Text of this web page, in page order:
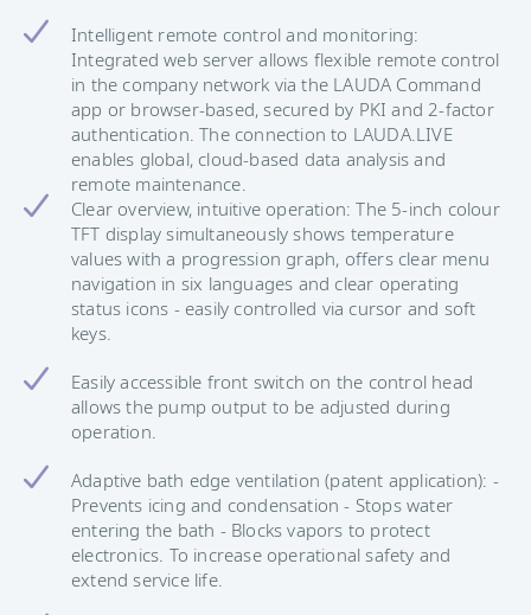
Intelligent remote control and monitoring:
Integrated web server allows flexible remote control
in the company network via the LAUDA Command
app or browser-based, secured by PKI and 2-factor
authentication. The connection to LAUDA.LIVE
enables global, cloud-based data analysis and
remote maintenance.
Clear overview, intuitive operation: The 5-inch colour
TFT display simultaneously shows temperature
values with a progression graph, offers clear menu
navigation in six languages and clear operating
status icons - easily controlled via cursor and soft
keys.
Easily accessible front switch on the control head
allows the pump output to be adjusted during
operation.
Adaptive bath edge ventilation (patent application): -
Prevents icing and condensation - Stops water
entering the bath - Blocks vapors to protect
electronics. To increase operational safety and
extend service life.